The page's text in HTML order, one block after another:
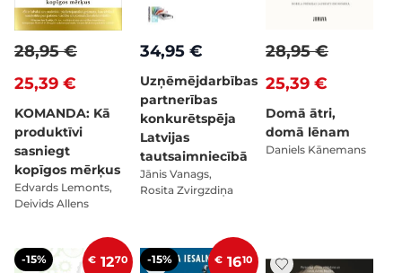
25,39 €
28,95 €
KOMANDA: Kā
produktīvi
sasniegt
kopīgos mērķus
Edvards Lemonts,
Deivids Allens
34,95 €
Uzņēmējdarbības
partnerības
konkurētspēja
Latvijas
tautsaimniecībā
Jānis Vanags,
Rosita Zvirgzdiņa
25,39 €
28,95 €
Domā ātri,
domā lēnam
Daniels Kānemans
-15% € 1270 -15% € 1610